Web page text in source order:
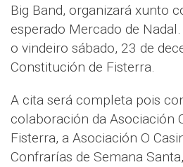
Big Band, organizará xunto
esperado Mercado de
o vindeiro sábado, 23 de
Constitución de Fisterra.
A cita será completa pois
colaboración da Asociación
Fisterra, a Asociación O
Confrarías de Semana